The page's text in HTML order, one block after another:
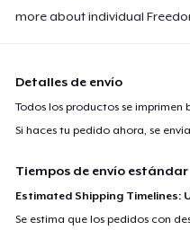
more about individual
Detalles de envío
Todos los productos se imprimen
Si haces tu pedido ahora, se
Tiempos de envío estándar
Estimated Shipping Timelines:
Se estima que los pedidos con